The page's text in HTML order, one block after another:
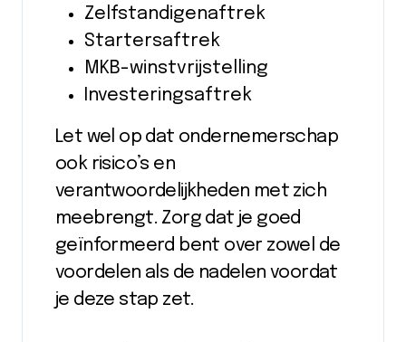
Zelfstandigenaftrek
Startersaftrek
MKB-winstvrijstelling
Investeringsaftrek
Let wel op dat ondernemerschap
ook risico’s en
verantwoordelijkheden met zich
meebrengt. Zorg dat je goed
geïnformeerd bent over zowel de
voordelen als de nadelen voordat
je deze stap zet.